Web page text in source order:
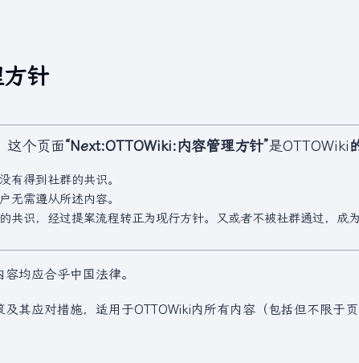
针
这个页面“Next:OTTOWiki:内容管理方针”是OTTOWiki
有得到社群的共识。
无需遵从所述内容。
共识，经过提案流程转正为现行方针。又或者不被社群通过，成为
均应合乎中国法律。
及其应对措施，适用于OTTOWiki内所有内容（包括但不限于